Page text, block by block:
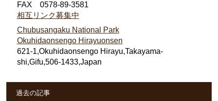
FAX 0578-89-3581
相互リンク募集中
Chubusangaku National Park
Okuhidaonsengo Hirayuonsen
621-1,Okuhidaonsengo Hirayu,Takayama-
shi,Gifu,506-1433,Japan
過去の記事